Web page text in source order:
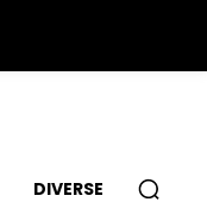
DIVERSE